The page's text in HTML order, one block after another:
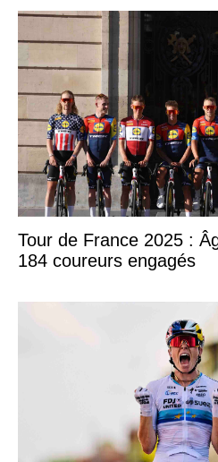
Tour de France 2025 :
184 coureurs engagés